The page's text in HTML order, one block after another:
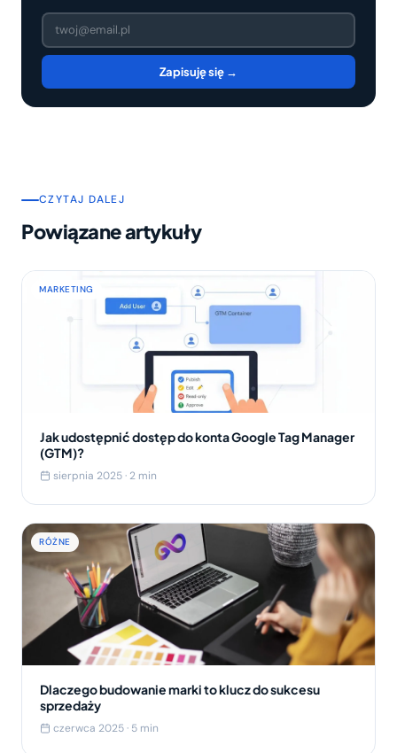
Zapisuję się →
CZYTAJ DALEJ
Powiązane artykuły
MARKETING
Jak udostępnić dostęp do konta Google Tag Manager
(GTM)?
sierpnia 2025 · 2 min
RÓŻNE
Dlaczego budowanie marki to klucz do sukcesu
sprzedaży
czerwca 2025 · 5 min